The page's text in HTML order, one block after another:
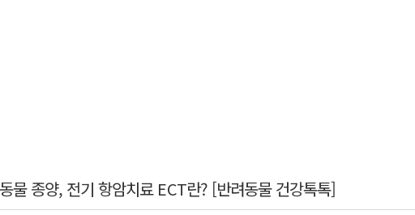
물 종양, 전기 항암치료 ECT란? [반려동물 건강톡톡]